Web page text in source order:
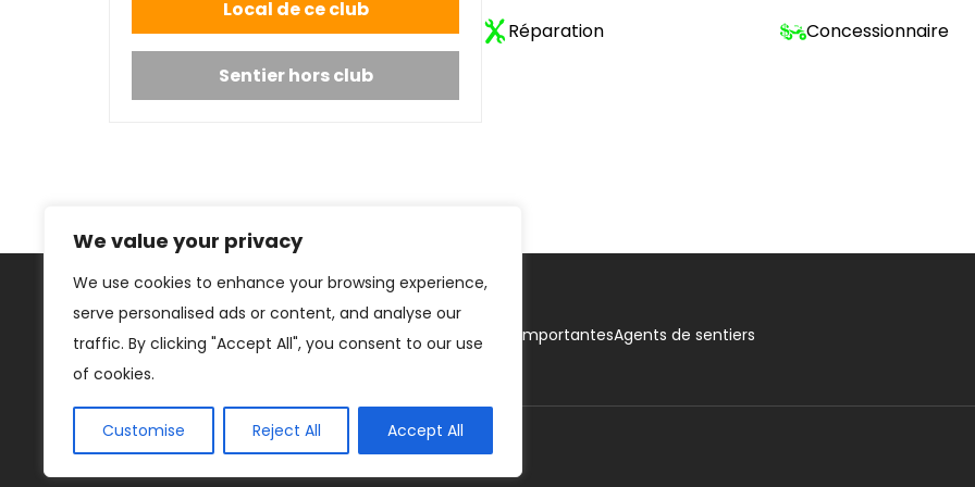
We value your privacy
We use cookies to enhance your browsing experience,
serve personalised ads or content, and analyse our
traffic. By clicking "Accept All", you consent to our use
of cookies.
Customise Reject All Accept All
Local de ce club
Sentier hors club
Réparation
Concessionnaire
Notre club CartographieActualités Photos Informations importantesAgents de sentiers